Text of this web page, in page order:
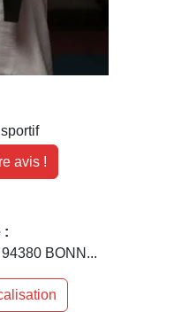
avis !
:
BONN...